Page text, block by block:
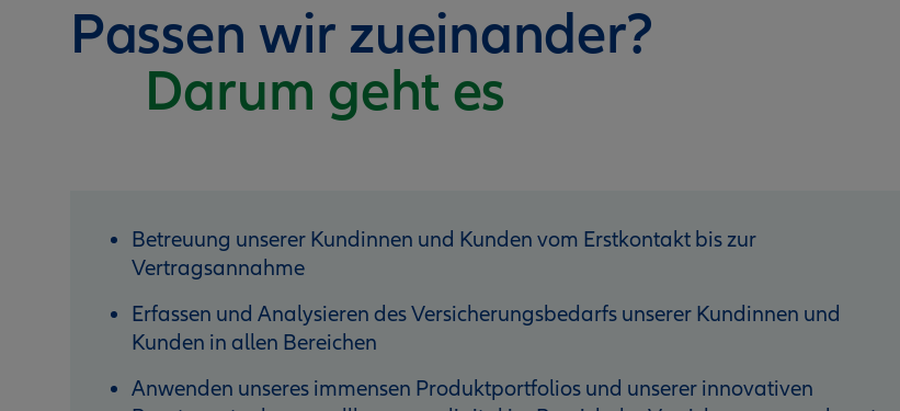
Passen wir zueinander?
Darum geht es
Betreuung unserer Kundinnen und Kunden vom Erstkontakt bis zur
Vertragsannahme
Erfassen und Analysieren des Versicherungs­bedarfs unserer Kundinnen und
Kunden in allen Bereichen
Anwenden unseres immensen Produktportfolios und unserer innovativen